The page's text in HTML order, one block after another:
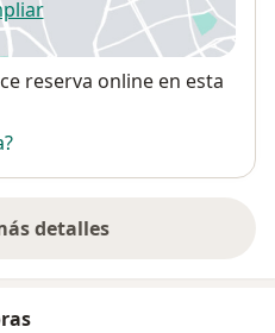
se abre en una nueva
reserva online en esta
detalles
sobre la dirección